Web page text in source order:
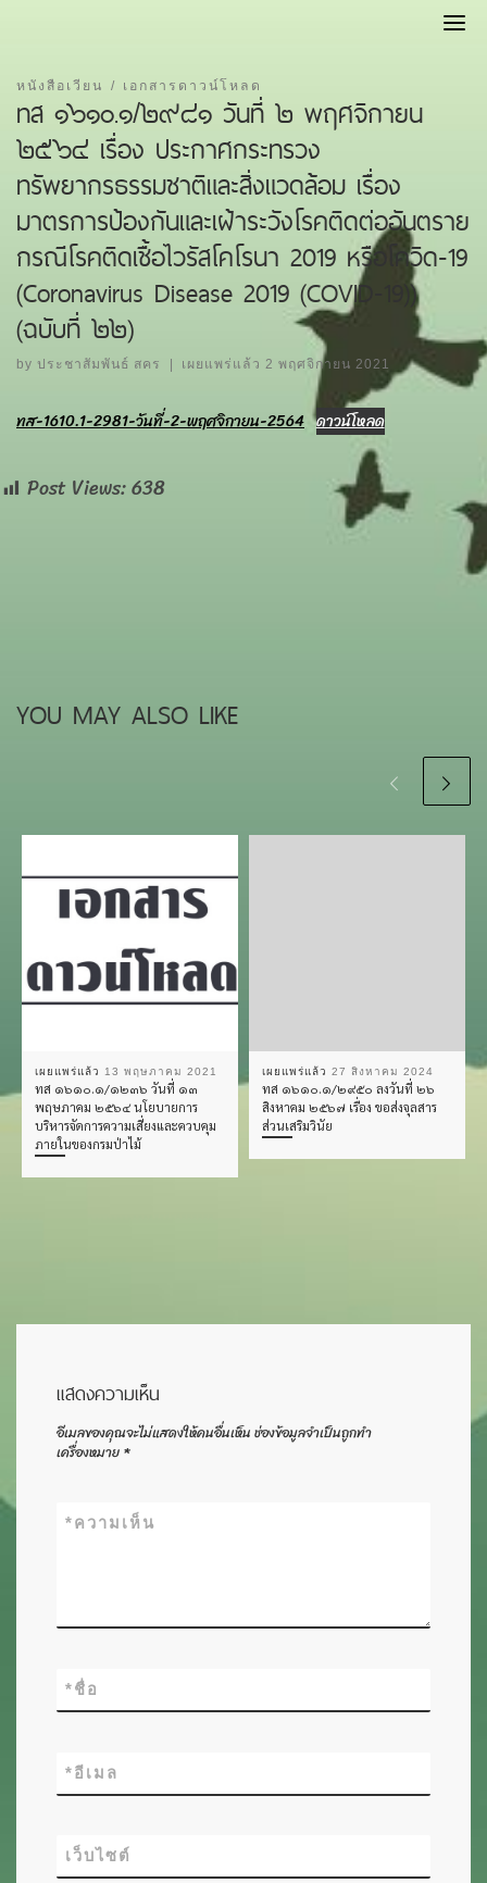
หนังสือเวียน เอกสารดาวน์โหลด
ทส ๑๖๑๐.๑/๒๙๘๑ วันที่ ๒ พฤศจิกายน
๒๕๖๔ เรื่อง ประกาศกระทรวง
ทรัพยากรธรรมชาติและสิ่งแวดล้อม เรื่อง
มาตรการป้องกันและเฝ้าระวังโรคติดต่ออันตราย
กรณีโรคติดเชื้อไวรัสโคโรนา 2019 หรือโควิด-19
(Coronavirus Disease 2019 (COVID-19))
(ฉบับที่ ๒๒)
by ประชาสัมพันธ์ สคร เผยแพร่แล้ว2 พฤศจิกายน 2021
ทส-1610.1-2981-วันที่-2-พฤศจิกายน-2564 ดาวน์โหลด
Post Views:638
YOU MAY ALSO LIKE
เผยแพร่แล้ว 13 พฤษภาคม 2021
ทส ๑๖๑๐.๑/๑๒๓๖ วันที่ ๑๓
พฤษภาคม ๒๕๖๔ นโยบายการ
บริหารจัดการความเสี่ยงและควบคุม
ภายในของกรมป่าไม้
เผยแพร่แล้ว 27 สิงหาคม 2024
ทส ๑๖๑๐.๑/๒๙๕๐ ลงวันที่ ๒๖
สิงหาคม ๒๕๖๗ เรื่อง ขอส่งจุลสาร
ส่วนเสริมวินัย
แสดงความเห็น
อีเมลของคุณจะไม่แสดงให้คนอื่นเห็นช่องข้อมูลจำเป็นถูกทำ
เครื่องหมาย*
ความเห็น
*
ชื่อ
*
อีเมล
*
เว็บไซต์